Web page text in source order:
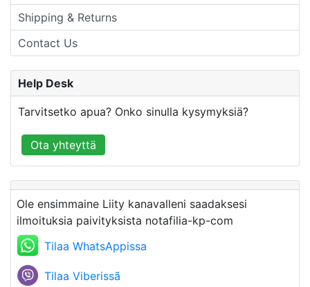
Shipping & Returns
Contact Us
Help Desk
Tarvitsetko apua? Onko sinulla kysymyksiä?
Ota yhteyttä
Ole ensimmaine Liity kanavalleni saadaksesi
ilmoituksia paivityksista notafilia-kp-com
Tilaa WhatsAppissa
Tilaa Viberissã